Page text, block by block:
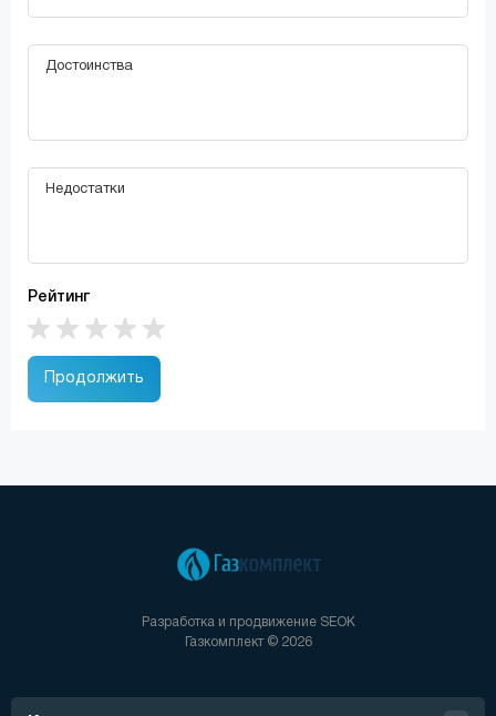
Рейтинг
Продолжить
Разработка и продвижение SEOK
Газкомплект © 2026